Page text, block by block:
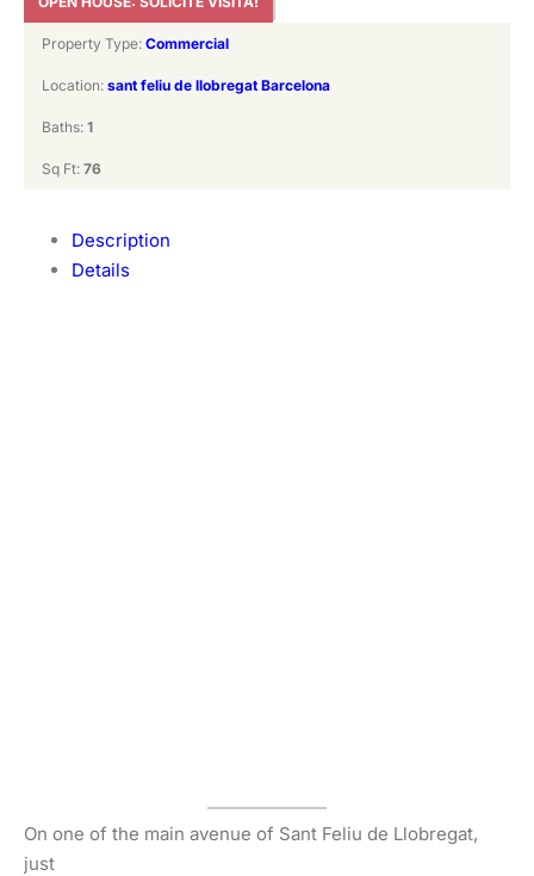
Property Type: Commercial
Location: sant feliu de llobregat Barcelona
Baths: 1
Sq Ft: 76
Description
Details
On one of the main avenue of Sant Feliu de Llobregat,
just